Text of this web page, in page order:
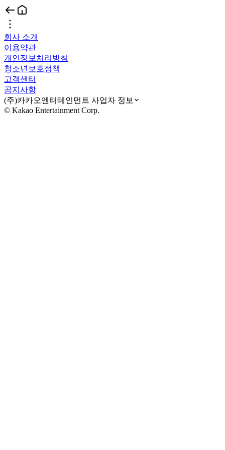
회사 소개
이용약관
개인정보처리방침
청소년보호정책
고객센터
공지사항
(주)카카오엔터테인먼트 사업자 정보
© Kakao Entertainment Corp.